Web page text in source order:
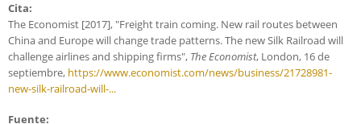
Cita:
The Economist [2017], "Freight train coming. New rail routes between
China and Europe will change trade patterns. The new Silk Railroad will
challenge airlines and shipping firms", The Economist, London, 16 de
septiembre, https://www.economist.com/news/business/21728981-
new-silk-railroad-will-...
Fuente: